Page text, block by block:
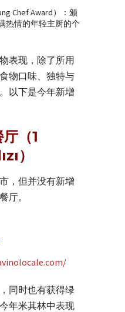
Chef Award）：颁
热情的年轻主厨的个
表现，除了所用
物口味、独特与
以下是今年新增
（1
）
，但并没有新增
厅。
同时也有获得绿
年米其林中表现